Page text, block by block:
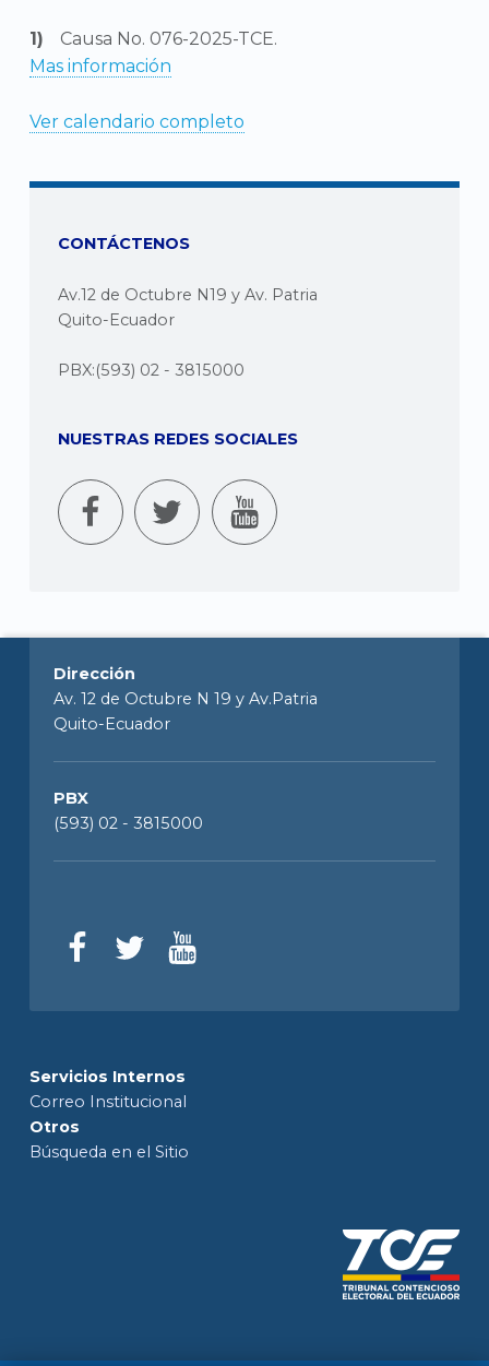
Causa No. 076-2025-TCE.
Mas información
Ver calendario completo
CONTÁCTENOS
Av.12 de Octubre N19 y Av. Patria
Quito-Ecuador
PBX:(593) 02 - 3815000
NUESTRAS REDES SOCIALES
Dirección
Av. 12 de Octubre N 19 y Av.Patria
Quito-Ecuador
PBX
(593) 02 - 3815000
Servicios Internos
Correo Institucional
Otros
Búsqueda en el Sitio